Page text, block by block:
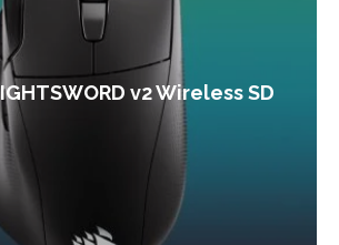
v2 Wireless SD